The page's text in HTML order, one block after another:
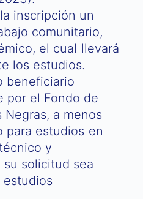
inscripción un
comunitario,
el cual llevará
los estudios.
beneficiario
por el Fondo de
Negras, a menos
para estudios en
y
solicitud sea
estudios